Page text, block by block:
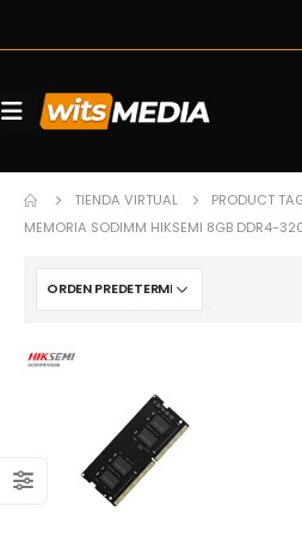
TIENDA VIRTUAL
PRODUCT
MEMORIA SODIMM HIKSEMI 8GB DDR4-